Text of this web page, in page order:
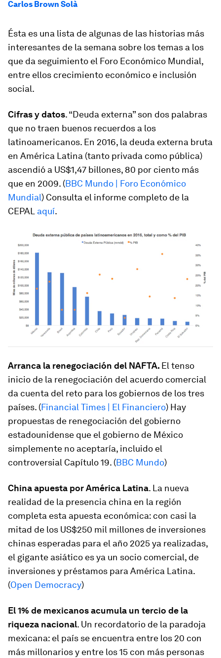
Carlos Brown Solà
Ésta es una lista de algunas de las historias más
interesantes de la semana sobre los temas a los
que da seguimiento el Foro Económico Mundial,
entre ellos crecimiento económico e inclusión
social.
Cifras y datos. “Deuda externa” son dos palabras
que no traen buenos recuerdos a los
latinoamericanos. En 2016, la deuda externa bruta
en América Latina (tanto privada como pública)
ascendió a US$1,47 billones, 80 por ciento más
que en 2009. (BBC Mundo | Foro Económico
Mundial) Consulta el informe completo de la
CEPAL aquí.
Arranca la renegociación del NAFTA. El tenso
inicio de la renegociación del acuerdo comercial
da cuenta del reto para los gobiernos de los tres
países. (Financial Times | El Financiero) Hay
propuestas de renegociación del gobierno
estadounidense que el gobierno de México
simplemente no aceptaría, incluido el
controversial Capítulo 19. (BBC Mundo)
China apuesta por América Latina. La nueva
realidad de la presencia china en la región
completa esta apuesta económica: con casi la
mitad de los US$250 mil millones de inversiones
chinas esperadas para el año 2025 ya realizadas,
el gigante asiático es ya un socio comercial, de
inversiones y préstamos para América Latina.
(Open Democracy)
El 1% de mexicanos acumula un tercio de la
riqueza nacional. Un recordatorio de la paradoja
mexicana: el país se encuentra entre los 20 con
más millonarios y entre los 15 con más personas